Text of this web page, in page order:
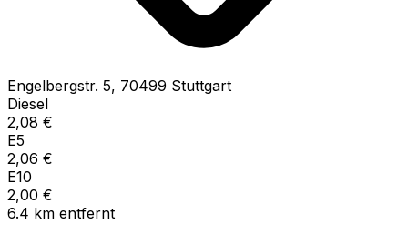
Engelbergstr. 5, 70499 Stuttgart
Diesel
2,08 €
E5
2,06 €
E10
2,00 €
6.4 km entfernt